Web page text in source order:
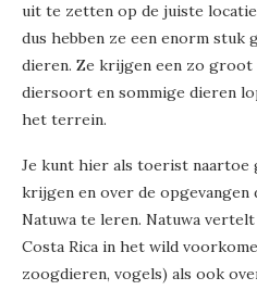
uit te zetten op de juiste
dus hebben ze een enorm stuk
dieren. Ze krijgen een zo
diersoort en sommige dieren
het terrein.
Je kunt hier als toerist naartoe
krijgen en over de
Natuwa te leren. Natuwa
Costa Rica in het wild
zoogdieren, vogels) als ook